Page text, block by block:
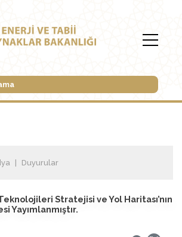
Duyurular
Stratejisi ve Yol Haritası’nın
Yayımlanmıştır.